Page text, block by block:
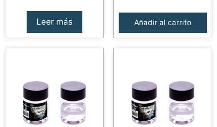
Leer más Añadir al carrito